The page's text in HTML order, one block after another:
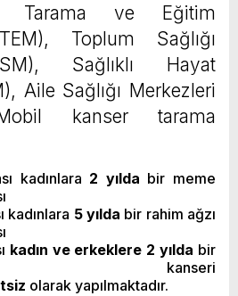
Tarama ve Eğitim
Toplum Sağlığı
Sağlıklı Hayat
Aile Sağlığı Merkezleri
kanser tarama
kadınlara 2 yılda bir meme
kadınlara 5 yılda bir rahim ağzı
kadın ve erkeklere 2 yılda bir
kanseri
olarak yapılmaktadır.